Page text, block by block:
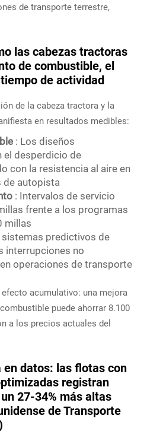
de transporte terrestre,
las cabezas tractoras
de combustible, el
de actividad
de la cabeza tractora y la
en resultados medibles:
: Los diseños
el desperdicio de
con la resistencia al aire en
de autopista
: Intervalos de servicio
frente a los programas
millas
sistemas predictivos de
interrupciones no
operaciones de transporte
acumulativo: una mejora
puede ahorrar 8.100
a los precios actuales del
datos: las flotas con
registran
27-34% más altas
de Transporte